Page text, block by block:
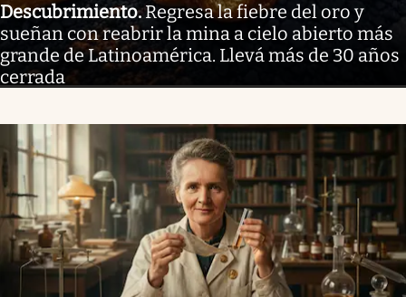
Descubrimiento.Regresa la fiebre del oro y
sueñan con reabrir la mina a cielo abierto más
grande de Latinoamérica. Llevá más de 30 años
cerrada